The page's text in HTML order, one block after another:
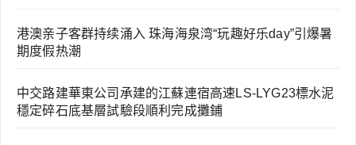
港澳亲子客群持续涌入 珠海海泉湾“玩趣好乐day”引爆暑
期度假热潮
中交路建華東公司承建的江蘇連宿高速LS-LYG23標水泥
穩定碎石底基層試驗段順利完成攤鋪